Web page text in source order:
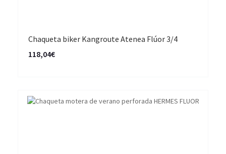
Chaqueta biker Kangroute Atenea Flúor 3/4
118,04€